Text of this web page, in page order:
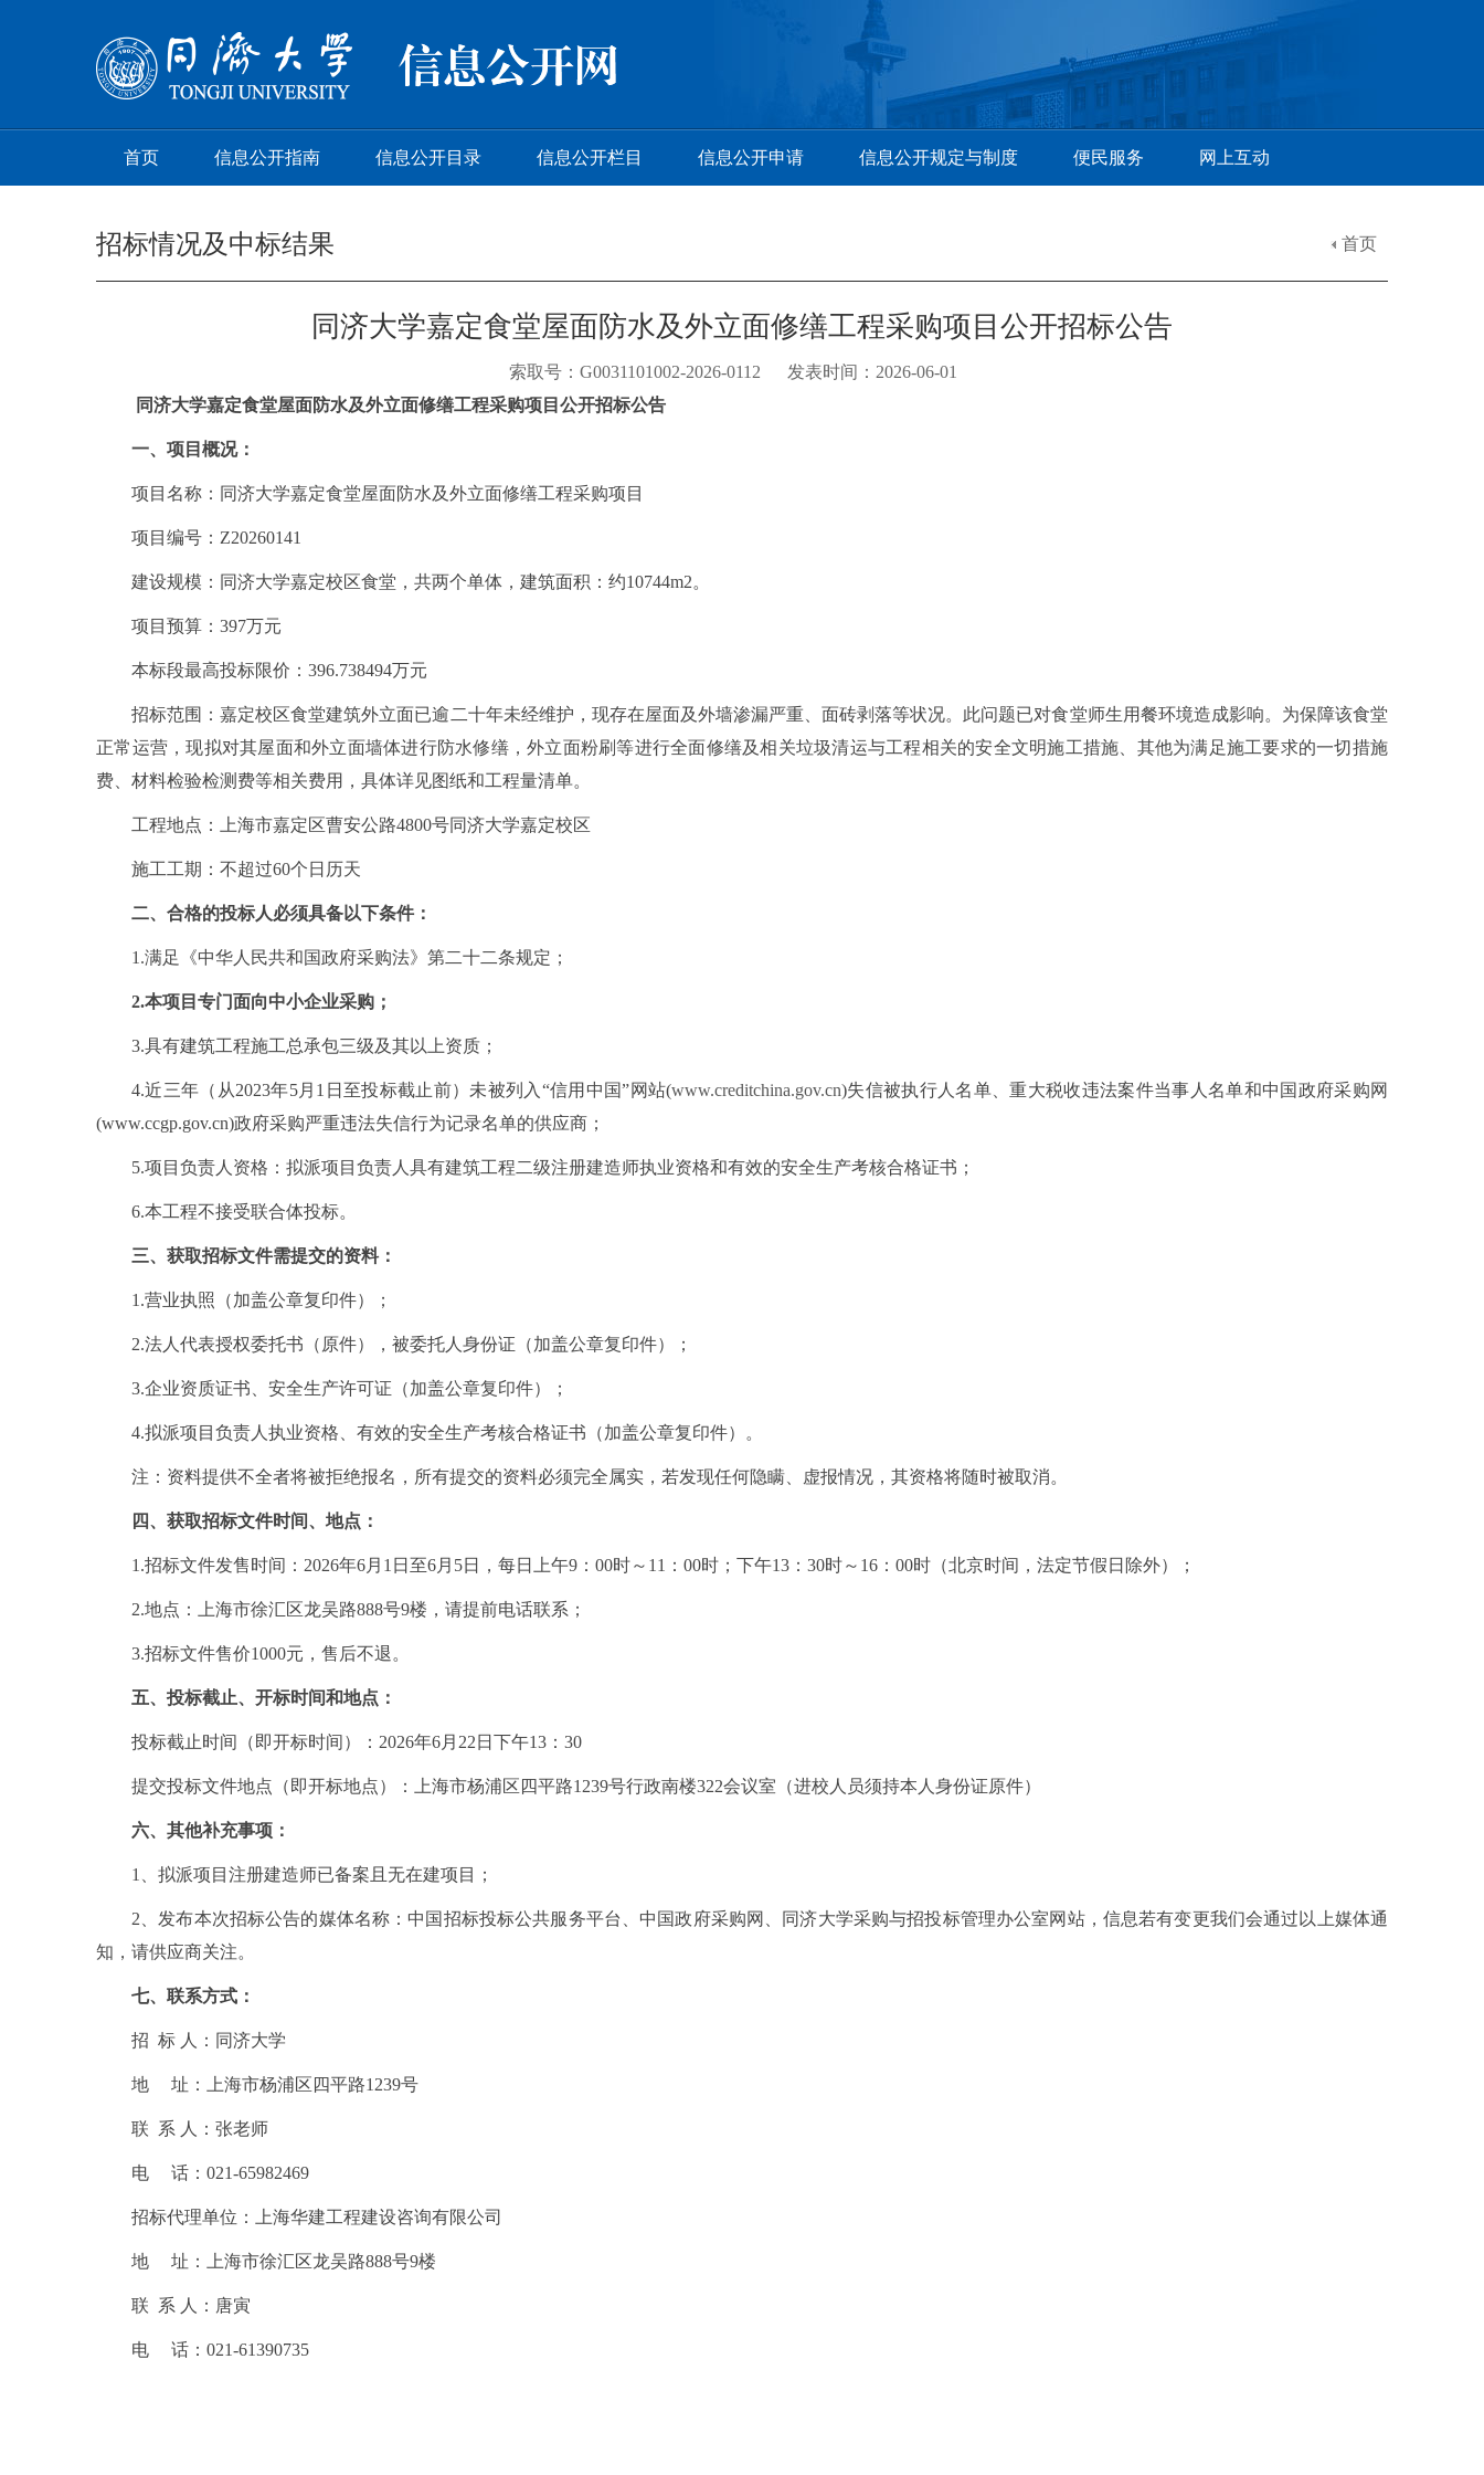
首页 信息公开指南 信息公开目录 信息公开栏目 信息公开申请 信息公开规定与制度 便民服务 网上互动
招标情况及中标结果 首页
同济大学嘉定食堂屋面防水及外立面修缮工程采购项目公开招标公告
索取号：G0031101002-2026-0112 发表时间：2026-06-01
同济大学嘉定食堂屋面防水及外立面修缮工程采购项目公开招标公告
一、项目概况：
项目名称：同济大学嘉定食堂屋面防水及外立面修缮工程采购项目
项目编号：Z20260141
建设规模：同济大学嘉定校区食堂，共两个单体，建筑面积：约10744m2。
项目预算：397万元
本标段最高投标限价：396.738494万元
招标范围：嘉定校区食堂建筑外立面已逾二十年未经维护，现存在屋面及外墙渗漏严重、面砖剥落等状况。此问题已对食堂师生用餐环境造成影响。为保障该食堂
正常运营，现拟对其屋面和外立面墙体进行防水修缮，外立面粉刷等进行全面修缮及相关垃圾清运与工程相关的安全文明施工措施、其他为满足施工要求的一切措施
费、材料检验检测费等相关费用，具体详见图纸和工程量清单。
工程地点：上海市嘉定区曹安公路4800号同济大学嘉定校区
施工工期：不超过60个日历天
二、合格的投标人必须具备以下条件：
1.满足《中华人民共和国政府采购法》第二十二条规定；
2.本项目专门面向中小企业采购 ；
3.具有建筑工程施工总承包三级及其以上资质；
4.近三年（从2023年5月1日至投标截止前）未被列入“信用中国”网站(www.creditchina.gov.cn)失信被执行人名单、重大税收违法案件当事人名单和中国政府采购网
(www.ccgp.gov.cn)政府采购严重违法失信行为记录名单的供应商；
5.项目负责人资格：拟派项目负责人具有建筑工程二级注册建造师执业资格和有效的安全生产考核合格证书；
6.本工程不接受联合体投标。
三、 获取招标文件需提交的资料：
1.营业执照（加盖公章复印件）；
2.法人代表授权委托书（原件），被委托人身份证（加盖公章复印件）；
3.企业资质证书、安全生产许可证（加盖公章复印件）；
4.拟派项目负责人执业资格、有效的安全生产考核合格证书（加盖公章复印件）。
注：资料提供不全者将被拒绝报名，所有提交的资料必须完全属实，若发现任何隐瞒、虚报情况，其资格将随时被取消。
四、 获取招标文件时间、地点：
1.招标文件发售时间：2026年6月1日至6月5日，每日上午9：00时～11：00时；下午13：30时～16：00时（北京时间，法定节假日除外）；
2.地点：上海市徐汇区龙吴路888号9楼，请提前电话联系；
3.招标文件售价1000元，售后不退。
五、投标截止、 开标时间和地点：
投标截止时间（即开标时间）：2026年6月22日下午13：30
提交投标文件地点（即开标地点）：上海市杨浦区四平路1239号行政南楼322会议室（进校人员须持本人身份证原件）
六、 其他补充事项 ：
1、拟派项目注册建造师已备案且无在建项目；
2、发布本次招标公告的媒体名称：中国招标投标公共服务平台、中国政府采购网、同济大学采购与招投标管理办公室网站，信息若有变更我们会通过以上媒体通
知，请供应商关注。
七、联系方式：
招 标 人：同济大学
地 址：上海市杨浦区四平路1239号
联 系 人：张老师
电 话：021-65982469
招标代理单位：上海华建工程建设咨询有限公司
地 址：上海市徐汇区龙吴路888号9楼
联 系 人：唐寅
电 话：021-61390735